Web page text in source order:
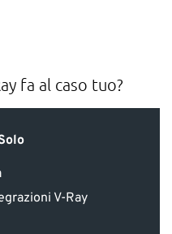
fa al caso tuo?
V-Ray